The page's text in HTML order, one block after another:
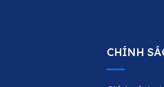
CHÍNH